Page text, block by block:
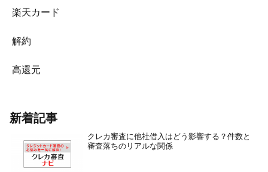
楽天カード
解約
高還元
新着記事
クレカ審査に他社借入はどう影響する？件数と
審査落ちのリアルな関係